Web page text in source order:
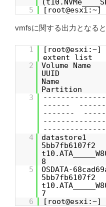
5
[root@esxi:~]
vmfsに関する出力となる
1
extent list
2
UUID
Partition
3
------
-------
4
8
5
OSDATA-
7
6
[root@esxi:~]